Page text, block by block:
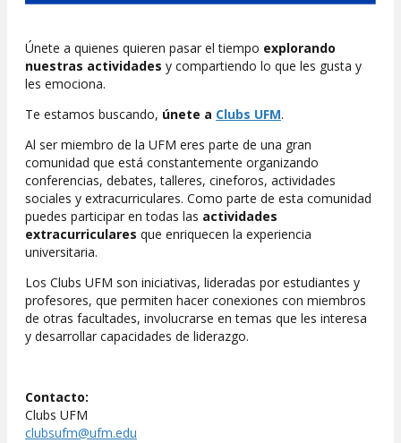
Únete a quienes quieren pasar el tiempo explorando
nuestras actividades y compartiendo lo que les gusta y
les emociona.
Te estamos buscando, únete a Clubs UFM.
Al ser miembro de la UFM eres parte de una gran
comunidad que está constantemente organizando
conferencias, debates, talleres, cineforos, actividades
sociales y extracurriculares. Como parte de esta comunidad
puedes participar en todas las actividades
extracurriculares que enriquecen la experiencia
universitaria.
Los Clubs UFM son iniciativas, lideradas por estudiantes y
profesores, que permiten hacer conexiones con miembros
de otras facultades, involucrarse en temas que les interesa
y desarrollar capacidades de liderazgo.
Contacto:
Clubs UFM
clubsufm@ufm.edu